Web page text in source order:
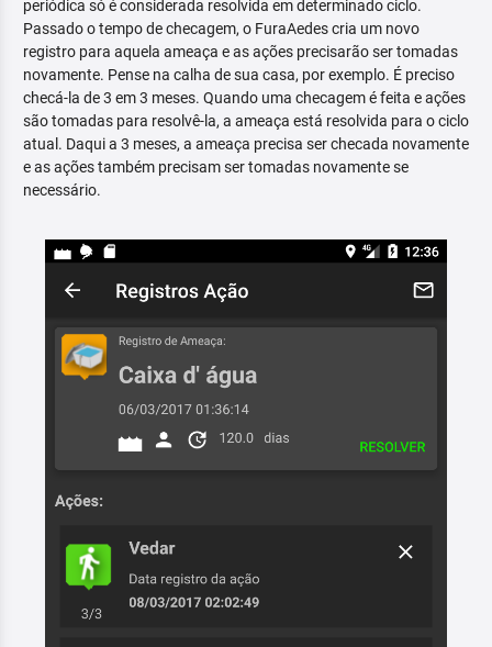
periódica só é considerada resolvida em determinado ciclo.
Passado o tempo de checagem, o FuraAedes cria um novo
registro para aquela ameaça e as ações precisarão ser tomadas
novamente. Pense na calha de sua casa, por exemplo. É preciso
checá-la de 3 em 3 meses. Quando uma checagem é feita e ações
são tomadas para resolvê-la, a ameaça está resolvida para o ciclo
atual. Daqui a 3 meses, a ameaça precisa ser checada novamente
e as ações também precisam ser tomadas novamente se
necessário.